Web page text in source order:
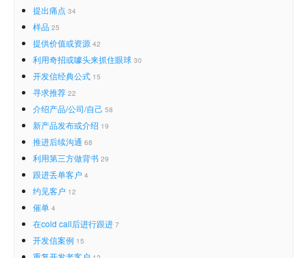
提出痛点 34
样品 25
提供价值或资源 42
利用奇招或噱头来抓住眼球 30
开发信经典公式 15
寻求推荐 22
介绍产品/公司/自己 58
新产品发布或介绍 19
推进后续沟通 68
利用第三方做背书 29
跟进丢单客户 4
约见客户 12
催单 4
在cold call后进行跟进 7
开发信案例 15